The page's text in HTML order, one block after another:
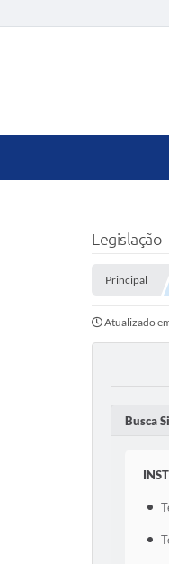
Legislação
Principal
Atualizado
Busca